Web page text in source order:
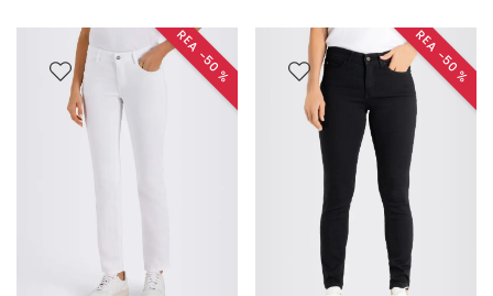
REA −50 % REA −50 %